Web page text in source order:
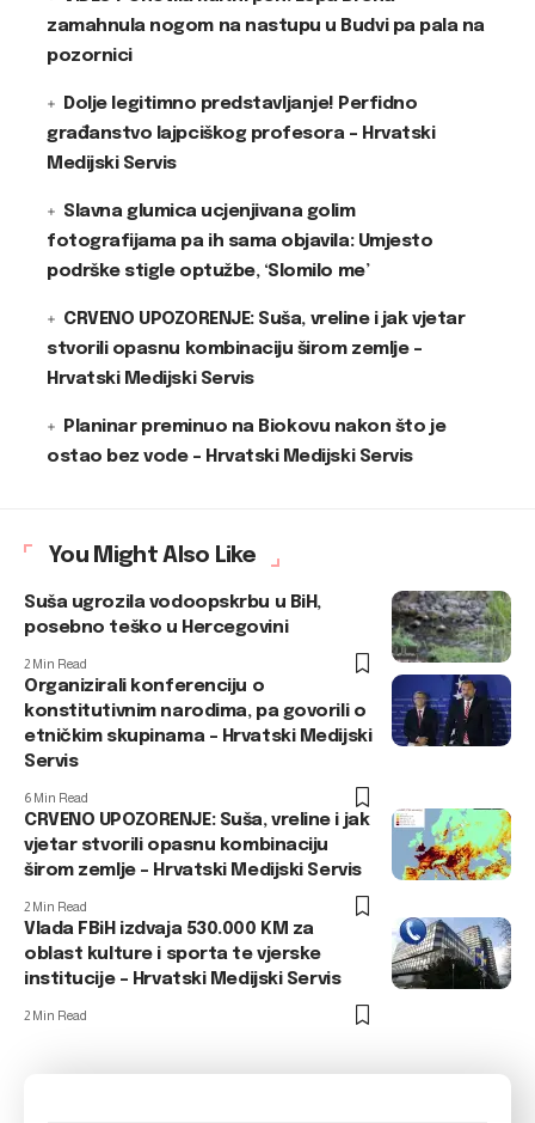
zamahnula nogom na nastupu u Budvi pa pala na
pozornici
Dolje legitimno predstavljanje! Perfidno
građanstvo lajpciškog profesora – Hrvatski
Medijski Servis
Slavna glumica ucjenjivana golim
fotografijama pa ih sama objavila: Umjesto
podrške stigle optužbe, ‘Slomilo me’
CRVENO UPOZORENJE: Suša, vreline i jak vjetar
stvorili opasnu kombinaciju širom zemlje –
Hrvatski Medijski Servis
Planinar preminuo na Biokovu nakon što je
ostao bez vode – Hrvatski Medijski Servis
You Might Also Like
Suša ugrozila vodoopskrbu u BiH,
posebno teško u Hercegovini
2 Min Read
Organizirali konferenciju o
konstitutivnim narodima, pa govorili o
etničkim skupinama – Hrvatski Medijski
Servis
6 Min Read
CRVENO UPOZORENJE: Suša, vreline i jak
vjetar stvorili opasnu kombinaciju
širom zemlje – Hrvatski Medijski Servis
2 Min Read
Vlada FBiH izdvaja 530.000 KM za
oblast kulture i sporta te vjerske
institucije – Hrvatski Medijski Servis
2 Min Read